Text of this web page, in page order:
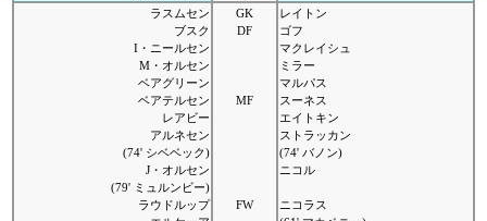
ラスムセン
ブスク
I・ニールセン
M・オルセン
ベアグリーン
ベアテルセン
レアビー
アルネセン
(74' シベベック)
J・オルセン
(79' ミュルンビー)
ラウドルップ
GK
DF
MF
FW
レイトン
ゴフ
マクレイシュ
ミラー
マルパス
スーネス
エイトキン
ストラッカン
(74' バノン)
ニコル
ニコラス